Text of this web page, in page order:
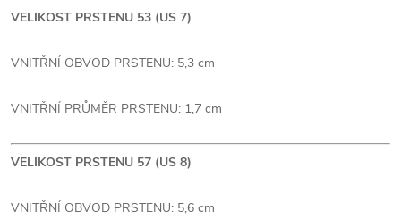
VELIKOST PRSTENU 53 (US 7)
VNITŘNÍ OBVOD PRSTENU: 5,3 cm
VNITŘNÍ PRŮMĚR PRSTENU: 1,7 cm
VELIKOST PRSTENU 57 (US 8)
VNITŘNÍ OBVOD PRSTENU: 5,6 cm